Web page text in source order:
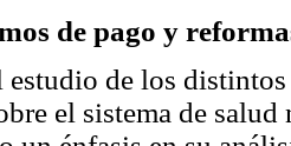
de pago y
estudio de los
el sistema de